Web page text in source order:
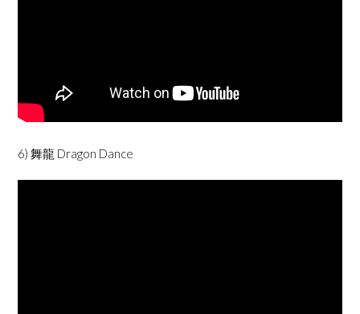
6) 舞龍 Dragon Dance